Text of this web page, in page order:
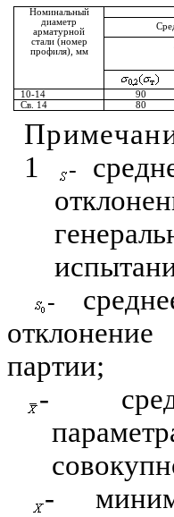
Номинальный
диаметр
арматурной
стали (номер
профиля), мм
10-14 90
Св. 14
80
Примечан
1
-
и
-
партии;
-
параме
- мини